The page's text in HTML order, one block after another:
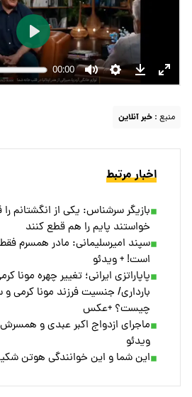
منبع : خبر آنلاین
اخبار مرتبط
بازیگر سرشناس: یکی از انگشتانم
خواستند پایم را هم قطع کنند
است! + ویدئو
پاپاراتزی ایرانی؛ تغییر چهره مونا
بارداری/ جنسیت فرزند مونا کرمی و
چیست؟ +عکس
ماجرای ازدواج اکبر عبدی و همسرش
ویدئو
این شما و این خوانندگی هوتن